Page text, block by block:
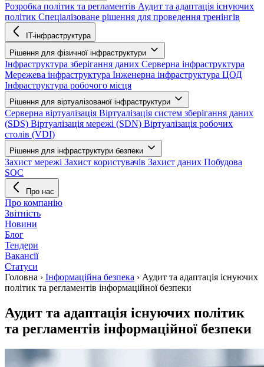
Розробка політик та регламентів Аудит та адаптація існуючих
політик Спеціалізоване рішення для проведення тренінгів
IT-інфраструктура
Рішення для фізичної інфраструктури
Інфраструктура зберігання даних Серверна інфраструктура
Мережева інфраструктура Інженерна інфраструктура ЦОД
Інфраструктура робочого місця
Рішення для віртуалізованої інфраструктури
Серверна віртуалізація Віртуалізація систем зберігання даних
(SDS) Віртуалізація мережі (SDN) Віртуалізація робочих
столів (VDI)
Рішення для інфраструктури безпеки
Захист мережі Захист користувачів Захист даних Побудова
SOC
Про нас
Про компанію
Звітність
Новини
Блог
Тендери
Вакансії
Статуси
Головна › Інформаційна безпека › Аудит та адаптація існуючих
політик та регламентів інформаційної безпеки
Аудит та адаптація існуючих політик
та регламентів інформаційної безпеки